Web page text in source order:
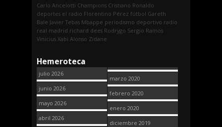
Carlo Ancelotti Champions Cristiano Ronaldo
deportes el radio Florentino Pérez fútbol Gareth
Bale Javier Tebas Mbappe periodismo deportivo radio
real madrid richard dees Rodrygo Sergio Ramos
Vinicius Xabi Alonso Zidane
Hemeroteca
julio 2026
junio 2026
mayo 2026
abril 2026
marzo 2020
febrero 2020
enero 2020
diciembre 2019